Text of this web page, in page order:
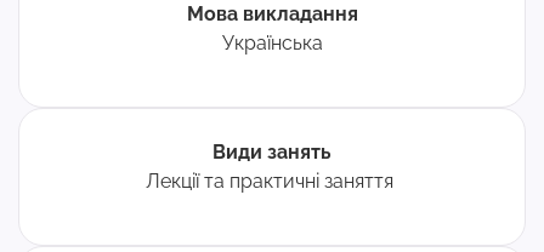
Мова викладання
Українська
Види занять
Лекції та практичні заняття